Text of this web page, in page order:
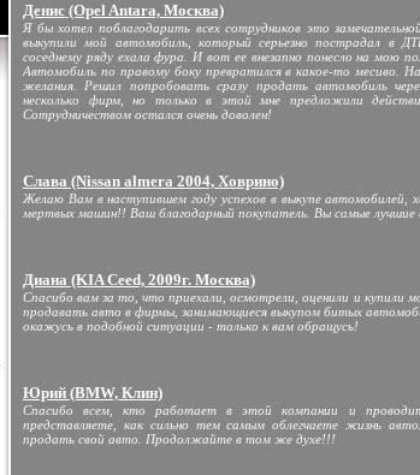
Денис (Opel Antara, Москва)
Я бы хотел поблагодарить всех сотрудников это
выкупили мой автомобиль, который серьезно пострадал
соседнему ряду ехала фура. И вот ее внезапно понесло на мою
Автомобиль по правому боку превратился в какое-то месиво.
желания. Решил попробовать сразу продать автомобиль
несколько фирм, но только в этой мне предложили
Сотрудничеством остался очень доволен!
Слава (Nissan almera 2004, Ховрино)
Желаю Вам в наступившем году успехов в выкупе автомобилей,
мертвых машин!! Ваш благодарный покупатель. Вы самые
Диана (KIA Ceed, 2009г. Москва)
Спасибо вам за то, что приехали, осмотрели, оценили и купили
продавать авто в фирмы, занимающиеся выкупом битых
окажусь в подобной ситуации - только к вам обращусь!
Юрий (BMW, Клин)
Спасибо всем, кто работает в этой компании и
представляете, как сильно тем самым облегчаете жизнь
продать свой авто. Продолжайте в том же духе!!!